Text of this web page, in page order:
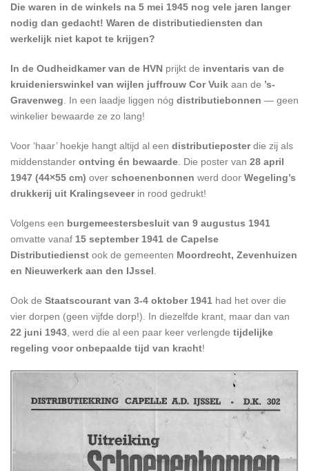
Die waren in de winkels na 5 mei 1945 nog vele jaren langer
nodig dan gedacht! Waren de distributiediensten dan
werkelijk niet kapot te krijgen?
In de Oudheidkamer van de HVN prijkt de inventaris van de
kruidenierswinkel van wijlen juffrouw Cor Vuik aan de ’s-
Gravenweg . In een laadje liggen nóg distributiebonnen — geen
winkelier bewaarde ze zo lang!
Voor ‘haar’ hoekje hangt altijd al een distributieposterdie zij als
middenstander ontving én bewaarde . Die poster van 28 april
1947 (44×55 cm) over schoenenbonnen werd door Wegeling’s
drukkerij uit Kralingseveerin rood gedrukt!
Volgens een burgemeestersbesluit van 9 augustus 1941
omvatte vanaf 15 september 1941 de Capelse
Distributiedienst ook de gemeenten Moordrecht, Zevenhuizen
en Nieuwerkerk aan den IJssel
Ook de Staatscourant van 3-4 oktober 1941 had het over die
vier dorpen (geen vijfde dorp!). In diezelfde krant, maar dan van
22 juni 1943 , werd die al een paar keer verlengde tijdelijke
regeling voor onbepaalde tijd van kracht!